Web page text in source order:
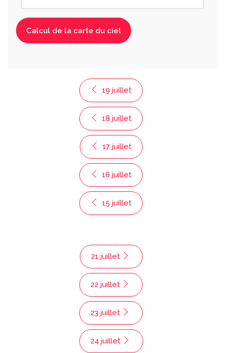
19 juillet
18 juillet
17 juillet
16 juillet
15 juillet
21 juillet
22 juillet
23 juillet
24 juillet